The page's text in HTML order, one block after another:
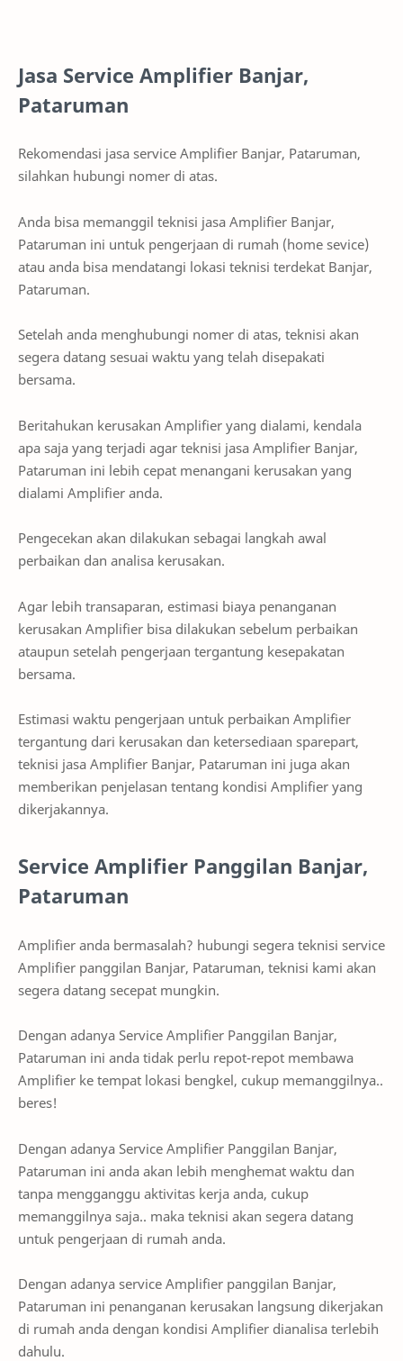
Jasa Service Amplifier Banjar,
Pataruman
Rekomendasi jasa service Amplifier Banjar, Pataruman,
silahkan hubungi nomer di atas.
Anda bisa memanggil teknisi jasa Amplifier Banjar,
Pataruman ini untuk pengerjaan di rumah (home sevice)
atau anda bisa mendatangi lokasi teknisi terdekat Banjar,
Pataruman.
Setelah anda menghubungi nomer di atas, teknisi akan
segera datang sesuai waktu yang telah disepakati
bersama.
Beritahukan kerusakan Amplifier yang dialami, kendala
apa saja yang terjadi agar teknisi jasa Amplifier Banjar,
Pataruman ini lebih cepat menangani kerusakan yang
dialami Amplifier anda.
Pengecekan akan dilakukan sebagai langkah awal
perbaikan dan analisa kerusakan.
Agar lebih transaparan, estimasi biaya penanganan
kerusakan Amplifier bisa dilakukan sebelum perbaikan
ataupun setelah pengerjaan tergantung kesepakatan
bersama.
Estimasi waktu pengerjaan untuk perbaikan Amplifier
tergantung dari kerusakan dan ketersediaan sparepart,
teknisi jasa Amplifier Banjar, Pataruman ini juga akan
memberikan penjelasan tentang kondisi Amplifier yang
dikerjakannya.
Service Amplifier Panggilan Banjar,
Pataruman
Amplifier anda bermasalah? hubungi segera teknisi service
Amplifier panggilan Banjar, Pataruman, teknisi kami akan
segera datang secepat mungkin.
Dengan adanya Service Amplifier Panggilan Banjar,
Pataruman ini anda tidak perlu repot-repot membawa
Amplifier ke tempat lokasi bengkel, cukup memanggilnya..
beres!
Dengan adanya Service Amplifier Panggilan Banjar,
Pataruman ini anda akan lebih menghemat waktu dan
tanpa mengganggu aktivitas kerja anda, cukup
memanggilnya saja.. maka teknisi akan segera datang
untuk pengerjaan di rumah anda.
Dengan adanya service Amplifier panggilan Banjar,
Pataruman ini penanganan kerusakan langsung dikerjakan
di rumah anda dengan kondisi Amplifier dianalisa terlebih
dahulu.